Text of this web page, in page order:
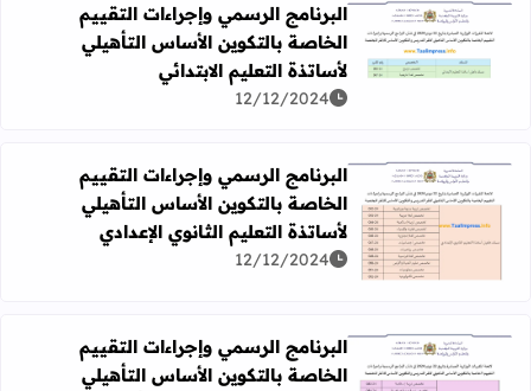
اقرأ المزيد عن البرنامج الرسمي وإجراءات التقييم الخاصة
البرنامج الرسمي وإجراءات التقييم
الخاصة بالتكوين الأساس التأهيلي
لأساتذة التعليم الابتدائي
12/12/2024
اقرأ المزيد عن البرنامج الرسمي وإجراءات التقييم الخاصة
البرنامج الرسمي وإجراءات التقييم
الخاصة بالتكوين الأساس التأهيلي
لأساتذة التعليم الثانوي الإعدادي
12/12/2024
البرنامج الرسمي وإجراءات التقييم
الخاصة بالتكوين الأساس التأهيلي